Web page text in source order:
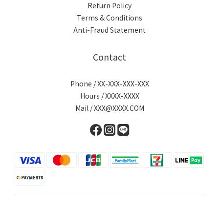
Return Policy
Terms & Conditions
Anti-Fraud Statement
Contact
Phone / XX-XXX-XXX-XXX
Hours / XXXX-XXXX
Mail / XXX@XXXX.COM